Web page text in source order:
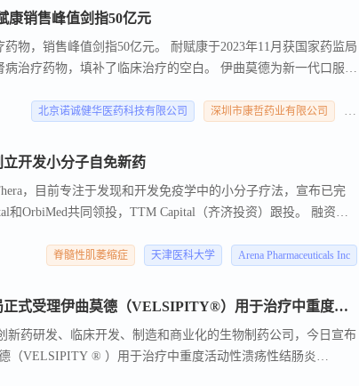
康销售峰值剑指50亿元
物，销售峰值剑指50亿元。 耐赋康于2023年11月获国家药监局
治疗药物，填补了临床治疗的空白。 伊曲莫德为新一代口服治
北京诺诚健华医药科技有限公司 深圳市康哲药业有限公司
开发小分子自免新药
，目前专注于发现和开发免疫学中的小分子疗法，宣布已完
和OrbiMed共同领投，TTM Capital（齐济投资）跟投。 融资所
脊髓性肌萎缩症 天津医科大学 Arena Pharmaceuticals Inc
云顶新耀宣布中国国家药品监督管理局正式受理伊曲莫德（VELSIPITY®）用于治疗中重度活动性溃疡性结肠炎的新药上市许可申请
新药研发、临床开发、制造和商业化的生物制药公司，今日宣布
（VELSIPITY ® ）用于治疗中重度活动性溃疡性结肠炎